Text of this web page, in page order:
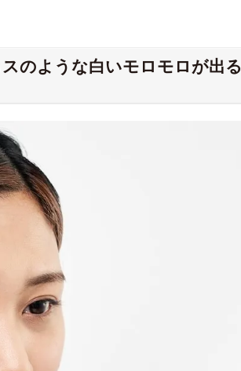
のような白いモロモロが出る